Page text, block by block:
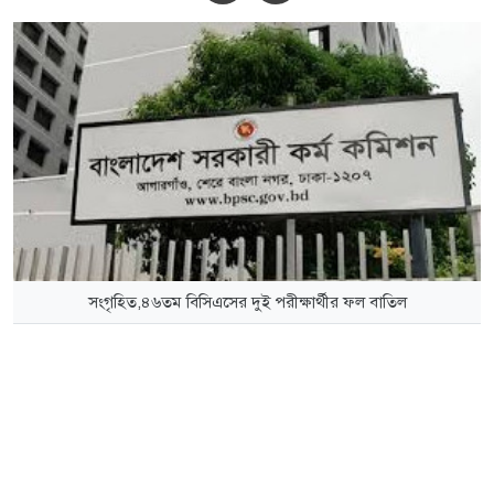
সংগৃহিত,৪৬তম বিসিএসের দুই পরীক্ষার্থীর ফল বাতিল